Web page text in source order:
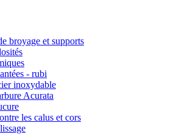
broyage et supports
- rubi
inoxydable
Acurata
les calus et cors